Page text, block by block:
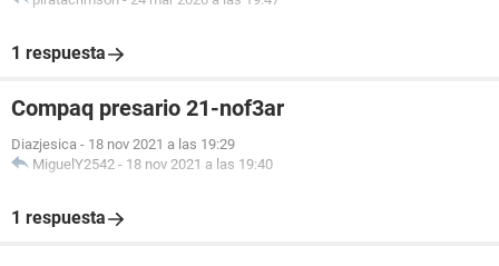
1 respuesta
Compaq presario 21-nof3ar
Diazjesica - 18 nov 2021 a las 19:29
MiguelY2542 - 18 nov 2021 a las 19:40
1 respuesta